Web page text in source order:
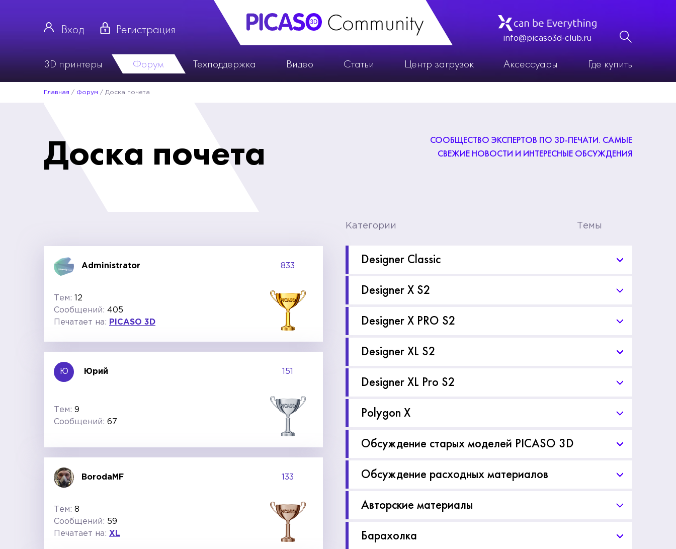
Вход Регистрация
info@picaso3d-club.ru
3D принтеры Форум Техподдержка Видео Статьи Центр загрузок Аксессуары Где купить
Главная / Форум / Доска почета
Доска почета
СООБЩЕСТВО ЭКСПЕРТОВ ПО 3D-ПЕЧАТИ. САМЫЕ
СВЕЖИЕ НОВОСТИ И ИНТЕРЕСНЫЕ ОБСУЖДЕНИЯ
Administrator 833
Тем: 12
Сообщений: 405
Печатает на: PICASO 3D
Ю Юрий 151
Тем: 9
Сообщений: 67
BorodaMF 133
Тем: 8
Сообщений: 59
Печатает на: XL
Категории Темы
Designer Classic
Designer X S2
Designer X PRO S2
Designer XL S2
Designer XL Pro S2
Polygon X
Обсуждение старых моделей PICASO 3D
Обсуждение расходных материалов
Авторские материалы
Барахолка